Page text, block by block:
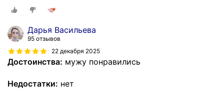
Дарья Васильева
95 отзывов
22 декабря 2025
Достоинства: мужу понравились
Недостатки: нет